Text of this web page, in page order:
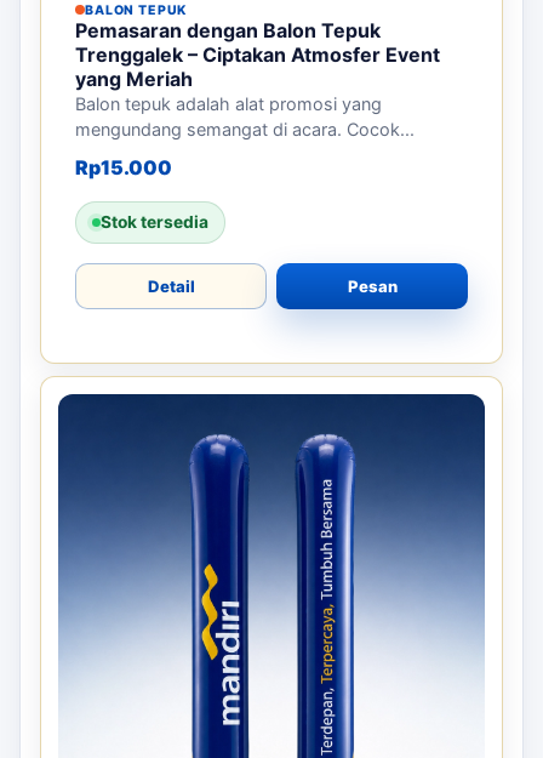
BALON TEPUK
Pemasaran dengan Balon Tepuk
Trenggalek – Ciptakan Atmosfer Event
yang Meriah
Balon tepuk adalah alat promosi yang
mengundang semangat di acara. Cocok...
Rp15.000
Stok tersedia
Detail Pesan